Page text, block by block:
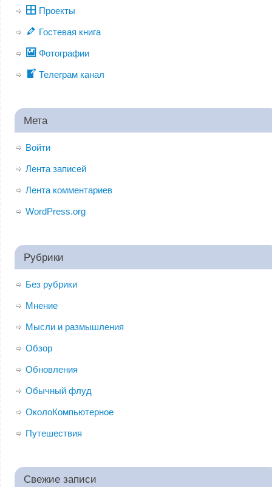
Проекты
Гостевая книга
Фотографии
Телеграм канал
Мета
Войти
Лента записей
Лента комментариев
WordPress.org
Рубрики
Без рубрики
Мнение
Мысли и размышления
Обзор
Обновления
Обычный флуд
ОколоКомпьютерное
Путешествия
Свежие записи